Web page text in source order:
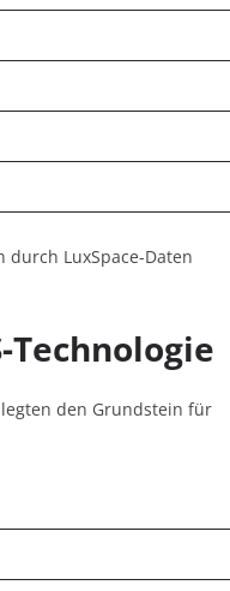
durch LuxSpace-Daten
Technologie
den Grundstein für